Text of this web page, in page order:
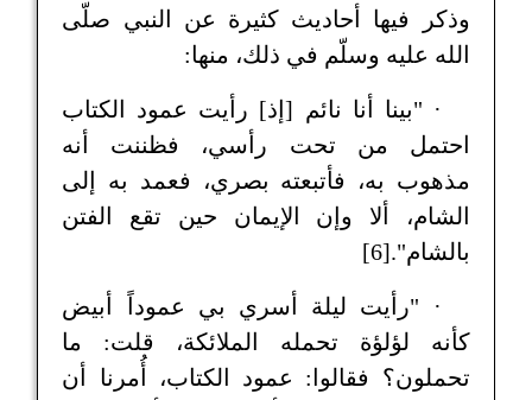
وذكر فيها أحاديث كثيرة عن النبي صلّى
الله عليه وسلّم في ذلك، منها:
· "بينا أنا نائم [إذ] رأيت عمود الكتاب
احتمل من تحت رأسي، فظننت أنه
مذهوب به، فأتبعته بصري، فعمد به إلى
الشام، ألا وإن الإيمان حين تقع الفتن
بالشام".[6]
· "رأيت ليلة أسري بي عموداً أبيض
كأنه لؤلؤة تحمله الملائكة، قلت: ما
تحملون؟ فقالوا: عمود الكتاب، أُمرنا أن